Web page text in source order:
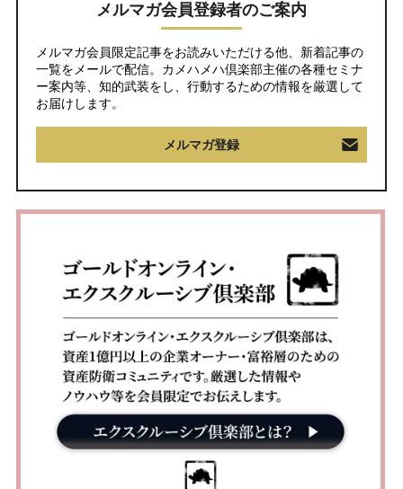
メルマガ会員登録者のご案内
メルマガ会員限定記事をお読みいただける他、新着記事の
一覧をメールで配信。カメハメハ倶楽部主催の各種セミナ
ー案内等、知的武装をし、行動するための情報を厳選して
お届けします。
メルマガ登録